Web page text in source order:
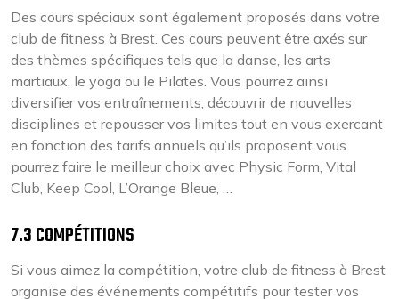
Des cours spéciaux sont également proposés dans votre
club de fitness à Brest. Ces cours peuvent être axés sur
des thèmes spécifiques tels que la danse, les arts
martiaux, le yoga ou le Pilates. Vous pourrez ainsi
diversifier vos entraînements, découvrir de nouvelles
disciplines et repousser vos limites tout en vous exercant
en fonction des tarifs annuels qu’ils proposent vous
pourrez faire le meilleur choix avec Physic Form, Vital
Club, Keep Cool, L’Orange Bleue, …
7.3 COMPÉTITIONS
Si vous aimez la compétition, votre club de fitness à Brest
organise des événements compétitifs pour tester vos